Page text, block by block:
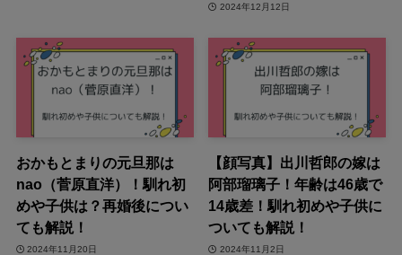
2024年12月12日
おかもとまりの元旦那は
nao（菅原直洋）！馴れ初
めや子供は？再婚後につい
ても解説！
2024年11月20日
【顔写真】出川哲郎の嫁は
阿部瑠璃子！年齢は46歳で
14歳差！馴れ初めや子供に
ついても解説！
2024年11月2日